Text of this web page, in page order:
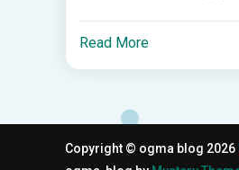
Read More
Copyright © ogma blog 2026